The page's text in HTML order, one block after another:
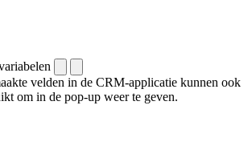
velden in de CRM-applicatie kunnen ook
om in de pop-up weer te geven.